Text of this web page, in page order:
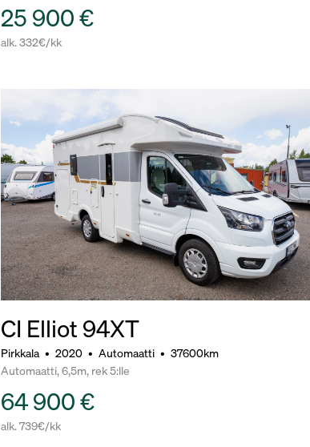
25 900 €
alk. 332€/kk
CI Elliot 94XT
Pirkkala • 2020 • Automaatti • 37600km
Automaatti, 6,5m, rek 5:lle
64 900 €
alk. 739€/kk